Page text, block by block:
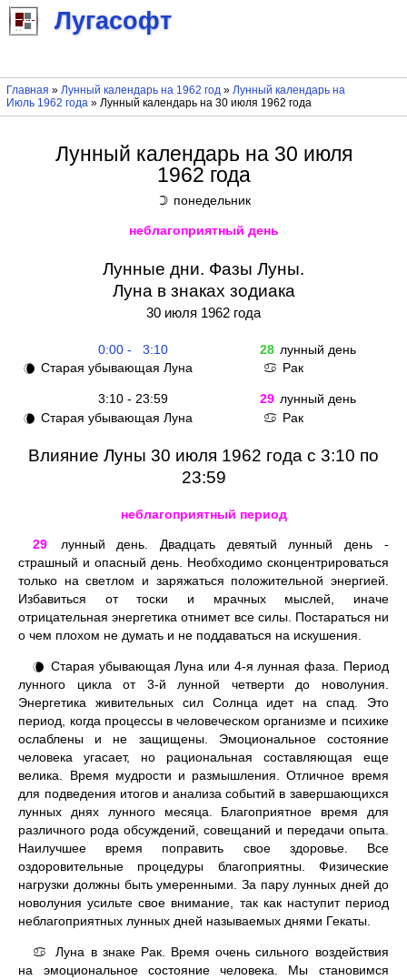
Лугасофт
Главная » Лунный календарь на 1962 год» Лунный календарь на
Июль 1962 года» Лунный календарь на 30 июля 1962 года
Лунный календарь на 30 июля
1962 года
☽ понедельник
неблагоприятный день
Лунные дни. Фазы Луны.
Луна в знаках зодиака
30 июля 1962 года
0:00 - 3:10 28 лунный день
🌘 Старая убывающая Луна ♋ Рак
3:10 - 23:59 29 лунный день
🌘 Старая убывающая Луна ♋ Рак
Влияние Луны 30 июля 1962 года с 3:10 по
23:59
неблагоприятный период
29
лунный день. Двадцать девятый лунный день -
страшный и опасный день. Необходимо сконцентрироваться
только на светлом и заряжаться положительной энергией.
Избавиться от тоски и мрачных мыслей, иначе
отрицательная энергетика отнимет все силы. Постараться ни
о чем плохом не думать и не поддаваться на искушения.
🌘 Старая убывающая Луна или 4-я лунная фаза. Период
лунного цикла от 3-й лунной четверти до новолуния.
Энергетика живительных сил Солнца идет на спад. Это
период, когда процессы в человеческом организме и психике
ослаблены и не защищены. Эмоциональное состояние
человека угасает, но рациональная составляющая еще
велика. Время мудрости и размышления. Отличное время
для подведения итогов и анализа событий в завершающихся
лунных днях лунного месяца. Благоприятное время для
различного рода обсуждений, совещаний и передачи опыта.
Наилучшее время поправить свое здоровье. Все
оздоровительные процедуры благоприятны. Физические
нагрузки должны быть умеренными. За пару лунных дней до
новолуния усильте свое внимание, так как наступит период
неблагоприятных лунных дней называемых днями Гекаты.
♋
Луна в знаке Рак. Время очень сильного воздействия
на эмоциональное состояние человека. Мы становимся